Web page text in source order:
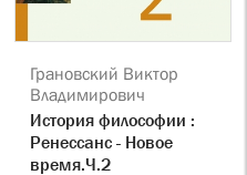
Грановский Виктор
Владимирович
История философии :
Ренессанс - Новое
время.Ч.2